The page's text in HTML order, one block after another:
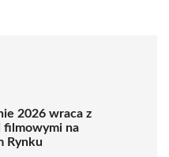
2026 wraca z
filmowymi na
Rynku